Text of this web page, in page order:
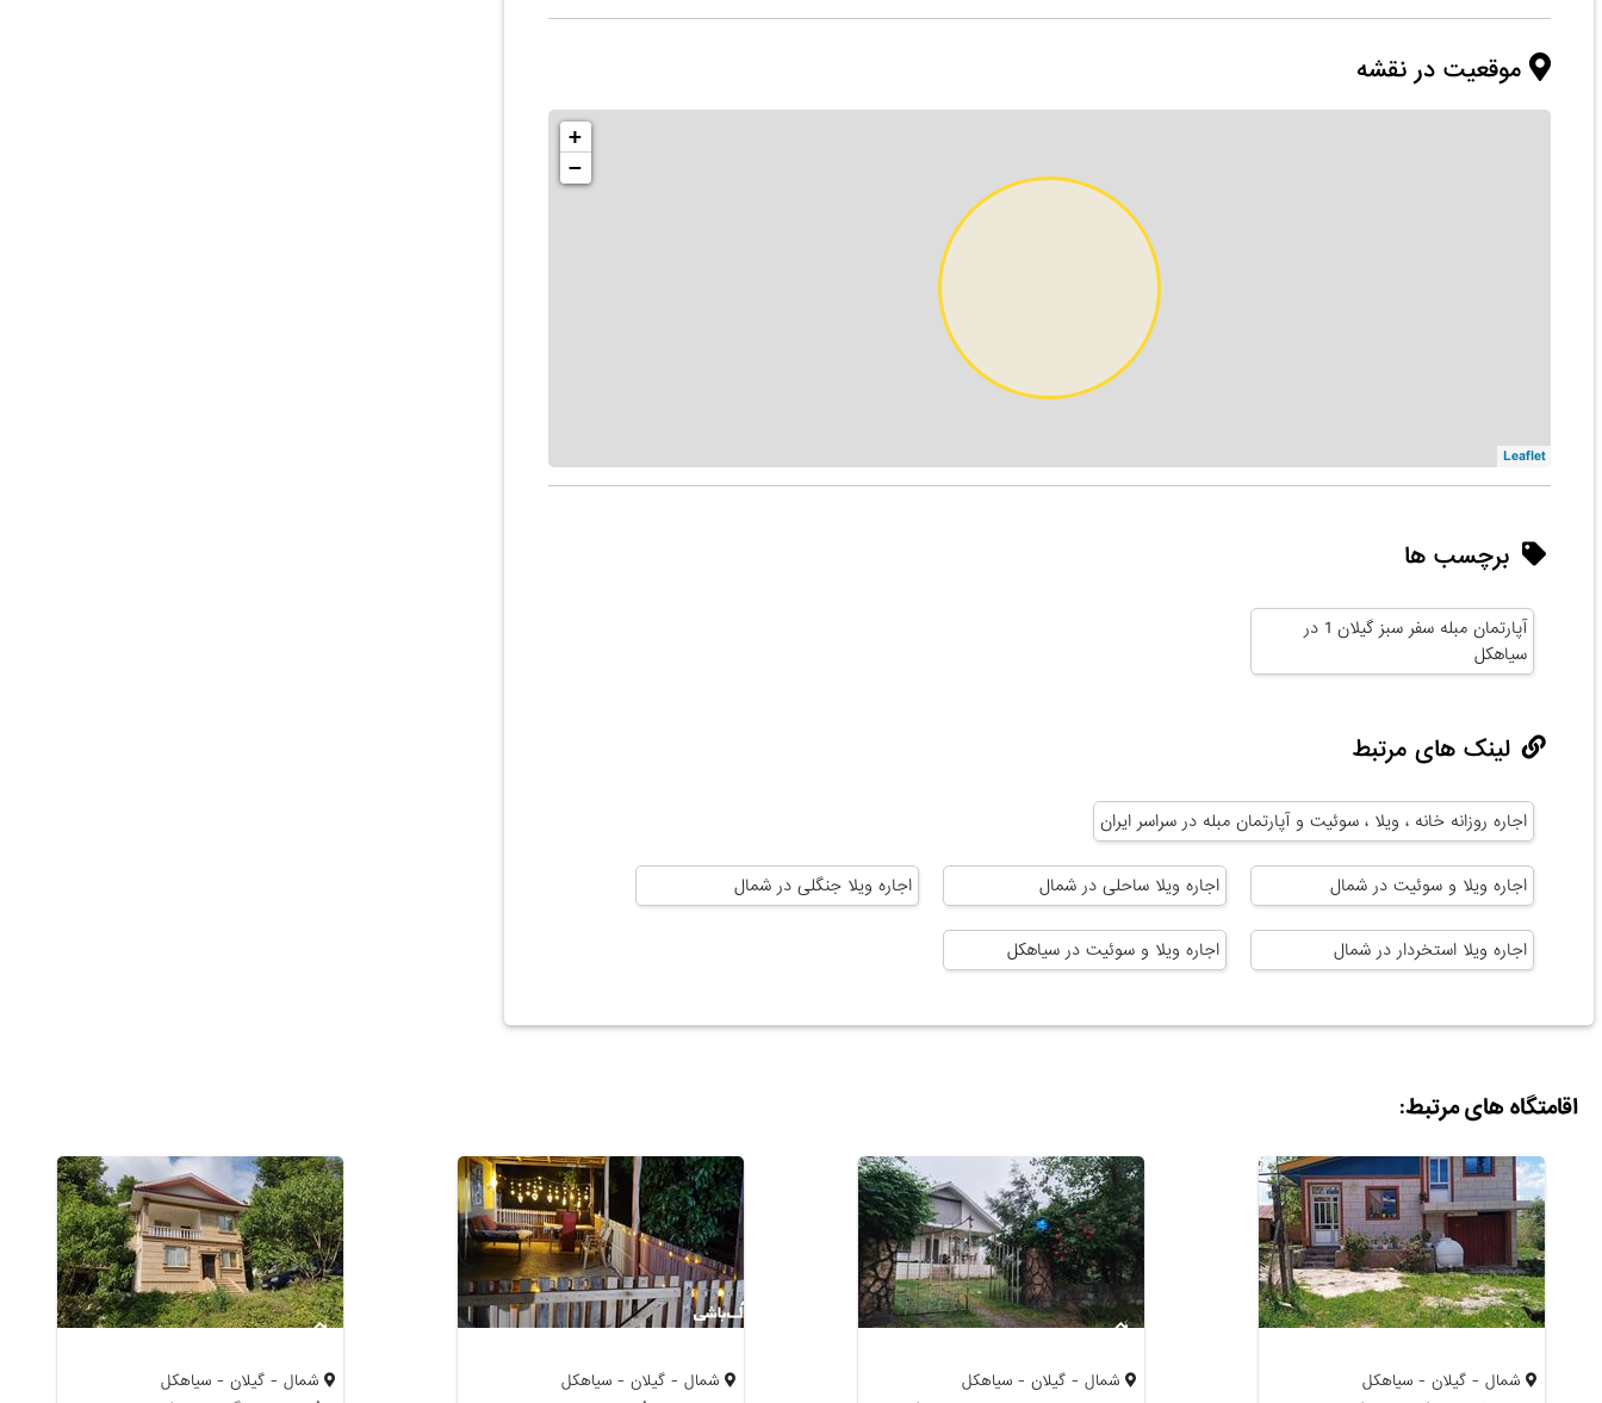
موقعیت در نقشه
+
−
Leaflet
برچسب ها
آپارتمان مبله سفر سبز گیلان 1 در
سیاهکل
لینک های مرتبط
اجاره روزانه خانه ، ویلا ، سوئیت و آپارتمان مبله در سراسر ایران
اجاره ویلا و سوئیت در شمال اجاره ویلا ساحلی در شمال اجاره ویلا جنگلی در شمال
اجاره ویلا استخردار در شمال اجاره ویلا و سوئیت در سیاهکل
اقامتگاه های مرتبط:
شمال - گیلان - سیاهکل شمال - گیلان - سیاهکل شمال - گیلان - سیاهکل شمال - گیلان - سیاهکل